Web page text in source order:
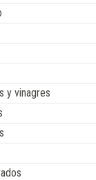
y vinagres